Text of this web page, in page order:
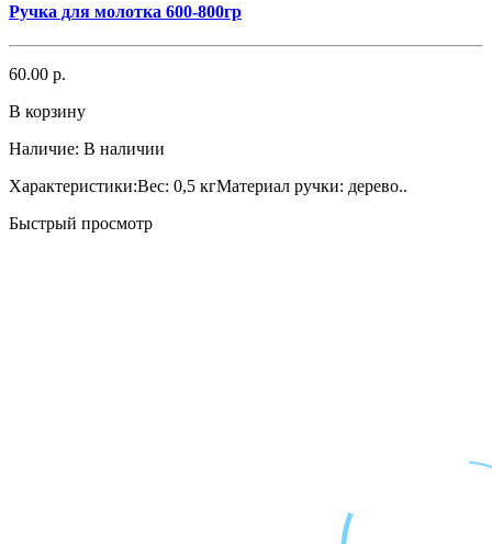
Ручка для молотка 600-800гр
60.00 р.
В корзину
Наличие: В наличии
Характеристики:Вес: 0,5 кгМатериал ручки: дерево..
Быстрый просмотр